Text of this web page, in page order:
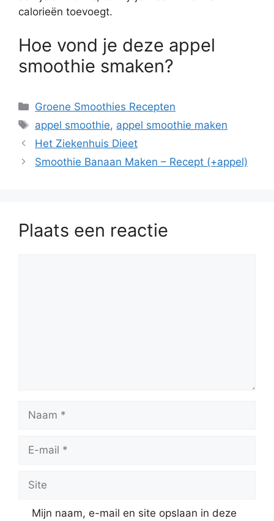
calorieën toevoegt.
Hoe vond je deze appel
smoothie smaken?
Categorieën
Groene Smoothies Recepten
Tags
appel smoothie, appel smoothie maken
Het Ziekenhuis Dieet
Smoothie Banaan Maken – Recept (+appel)
Plaats een reactie
Naam
Site
Mijn naam, e-mail en site opslaan in deze